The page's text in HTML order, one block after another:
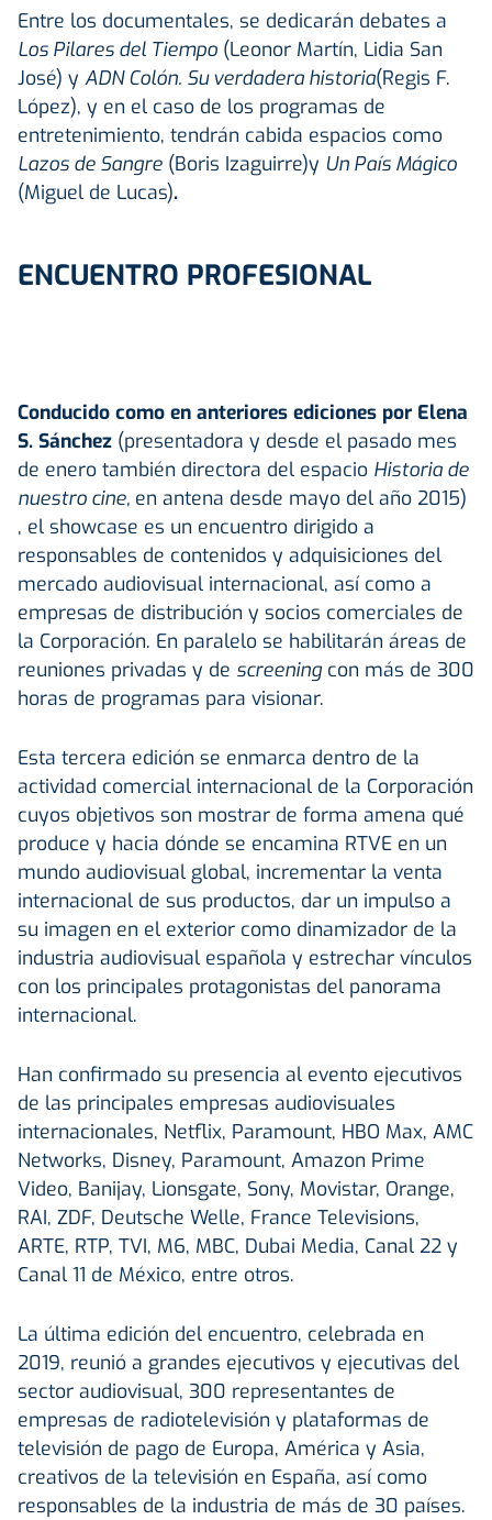
Entre los documentales, se dedicarán debates a
Los Pilares del Tiempo (Leonor Martín, Lidia San
José) y ADN Colón. Su verdadera historia(Regis F.
López), y en el caso de los programas de
entretenimiento, tendrán cabida espacios como
Lazos de Sangre (Boris Izaguirre)y Un País Mágico
(Miguel de Lucas).
ENCUENTRO PROFESIONAL
Conducido como en anteriores ediciones por Elena
S. Sánchez (presentadora y desde el pasado mes
de enero también directora del espacio Historia de
nuestro cine, en antena desde mayo del año 2015)
, el showcase es un encuentro dirigido a
responsables de contenidos y adquisiciones del
mercado audiovisual internacional, así como a
empresas de distribución y socios comerciales de
la Corporación. En paralelo se habilitarán áreas de
reuniones privadas y de screeningcon más de 300
horas de programas para visionar.
Esta tercera edición se enmarca dentro de la
actividad comercial internacional de la Corporación
cuyos objetivos son mostrar de forma amena qué
produce y hacia dónde se encamina RTVE en un
mundo audiovisual global, incrementar la venta
internacional de sus productos, dar un impulso a
su imagen en el exterior como dinamizador de la
industria audiovisual española y estrechar vínculos
con los principales protagonistas del panorama
internacional.
Han confirmado su presencia al evento ejecutivos
de las principales empresas audiovisuales
internacionales, Netflix, Paramount, HBO Max, AMC
Networks, Disney, Paramount, Amazon Prime
Video, Banijay, Lionsgate, Sony, Movistar, Orange,
RAI, ZDF, Deutsche Welle, France Televisions,
ARTE, RTP, TVI, M6, MBC, Dubai Media, Canal 22 y
Canal 11 de México, entre otros.
La última edición del encuentro, celebrada en
2019, reunió a grandes ejecutivos y ejecutivas del
sector audiovisual, 300 representantes de
empresas de radiotelevisión y plataformas de
televisión de pago de Europa, América y Asia,
creativos de la televisión en España, así como
responsables de la industria de más de 30 países.